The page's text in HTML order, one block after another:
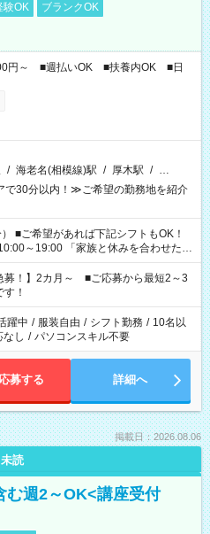
験OK
ブランクOK
円～ ■週払いOK ■扶養内OK ■日
/ 海老名(相模線)駅 / 厚木駅 / …
で30分以内！≫ご希望の勤務地を紹介
！
族と休みを合わせた
の準備がしたい」 「できれば残業はし
てくださいね。 ※Wワーク希望
希望する勤務時間と、もう1つのお仕事
時間を超える場合は応募できません。
募！】2カ月～ ■ご応募から最短2～3
！
躍中 / 服装自由 / シフト勤務 / 10名以
なし / パソコンスキル不要
応募する 詳細へ
掲載日：2026.08.06
未読
む週2～OK<講座受付